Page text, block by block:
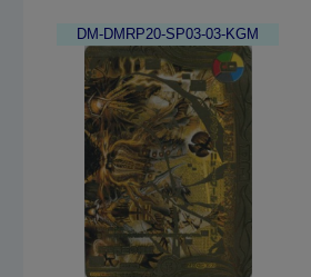
DM-DMRP20-SP03-03-KGM